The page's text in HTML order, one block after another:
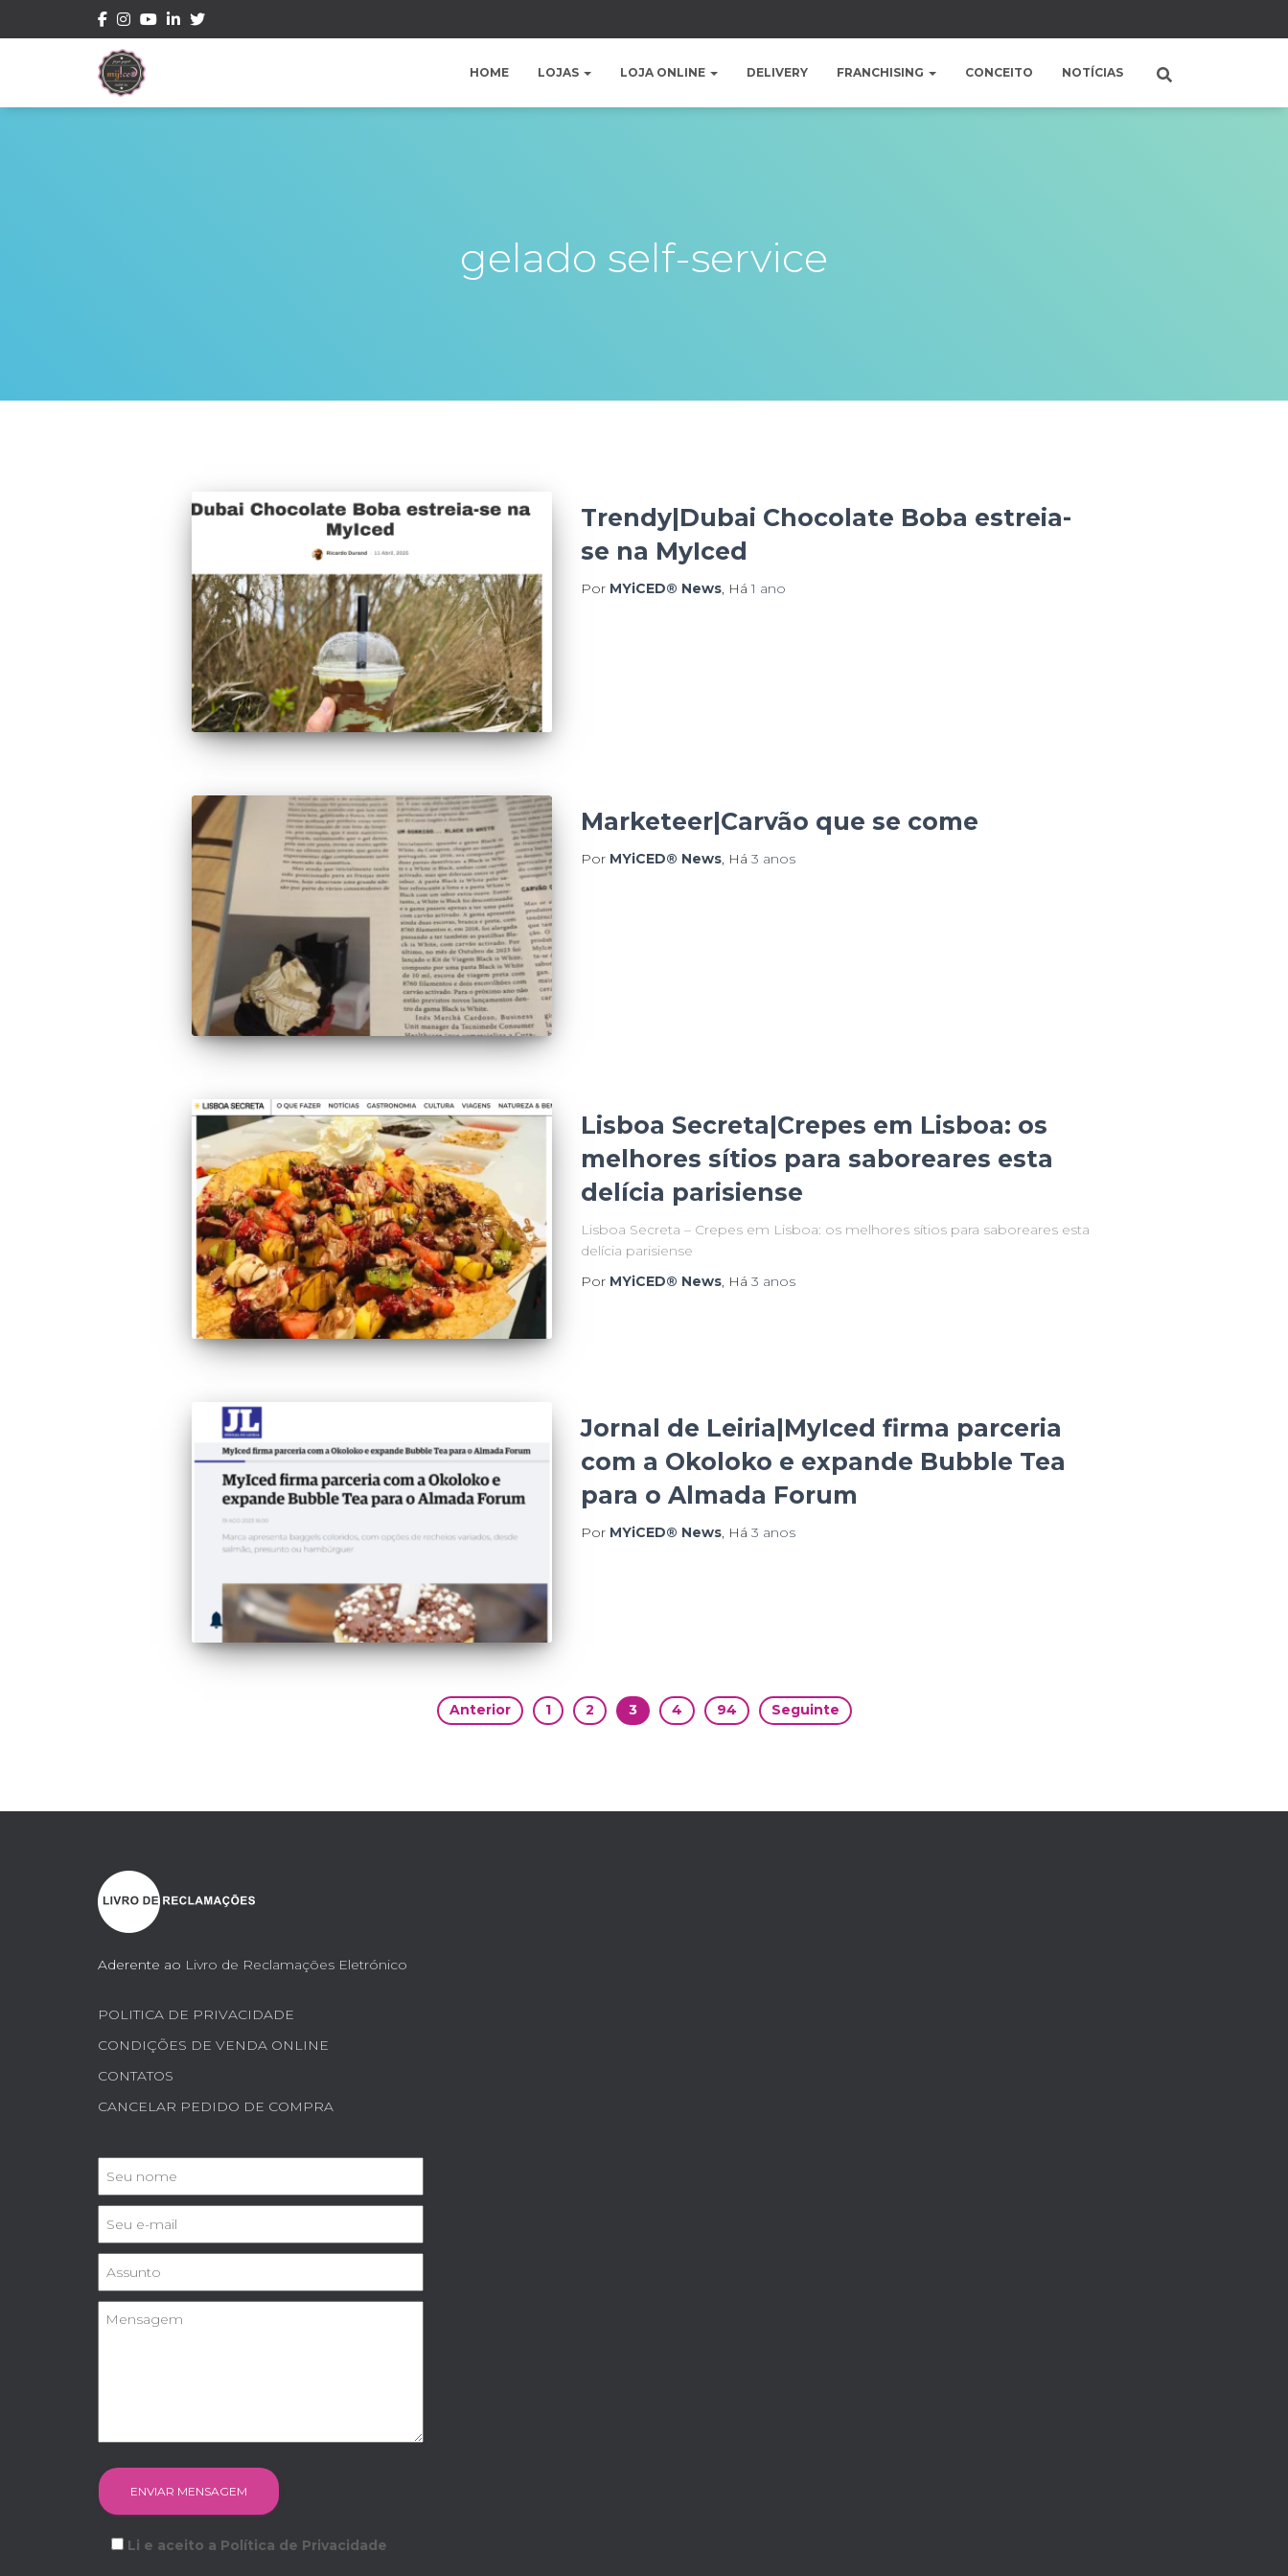
HOME LOJAS LOJA ONLINE DELIVERY FRANCHISING CONCEITO NOTÍCIAS
gelado self-service
Trendy|Dubai Chocolate Boba estreia-
se na MyIced
Por MYiCED® News, Há1 ano
Marketeer|Carvão que se come
Por MYiCED® News, Há 3 anos
Lisboa Secreta|Crepes em Lisboa: os
melhores sítios para saboreares esta
delícia parisiense
Lisboa Secreta – Crepes em Lisboa: os melhores sítios para saboreares esta
delícia parisiense
Por MYiCED® News, Há 3 anos
Jornal de Leiria|MyIced firma parceria
com a Okoloko e expande Bubble Tea
para o Almada Forum
Por MYiCED® News, Há 3 anos
Anterior 1 2 3 4 94 Seguinte
Aderente ao Livro de Reclamações Eletrónico
POLITICA DE PRIVACIDADE
CONDIÇÕES DE VENDA ONLINE
CONTATOS
CANCELAR PEDIDO DE COMPRA
Li e aceito a Política de Privacidade